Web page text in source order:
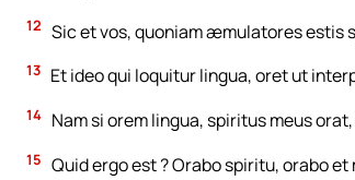
12 Sic et vos, quoniam æmulatores
13 Et ideo qui loquitur lingua, oret ut
14 Nam si orem lingua, spiritus meus
15 Quid ergo est ? Orabo spiritu, orabo